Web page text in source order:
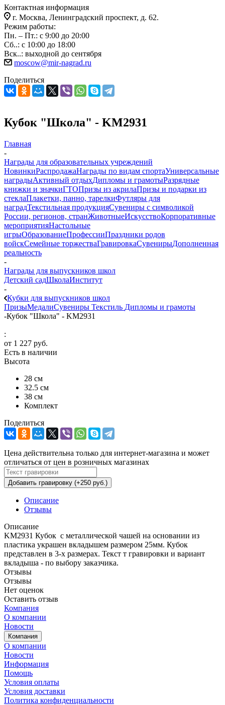
Контактная информация
г. Москва, Ленинградский проспект, д. 62.
Режим работы:
Пн. – Пт.: с 9:00 до 20:00
Сб..: с 10:00 до 18:00
Вск..: выходной до сентября
moscow@mir-nagrad.ru
Поделиться
Кубок "Школа" - KM2931
Главная
-
Награды для образовательных учреждений
НовинкиРаспродажаНаграды по видам спортаУниверсальные
наградыАктивный отдыхДипломы и грамотыРазрядные
книжки и значкиГТОПризы из акрилаПризы и подарки из
стеклаПлакетки, панно, тарелкиФутляры для
наградТекстильная продукцияСувениры с символикой
России, регионов, странЖивотныеИскусствоКорпоративные
мероприятияНастольные
игрыОбразованиеПрофессииПраздники родов
войскСемейные торжестваГравировкаСувенирыДополненная
реальность
-
Награды для выпускников школ
Детский садШколаИнститут
-
Кубки для выпускников школ
ПризыМедалиСувениры Текстиль Дипломы и грамоты
-Кубок "Школа" - KM2931
:
от 1 227 руб.
Есть в наличии
Высота
28 см
32.5 см
38 см
Комплект
Поделиться
Цена действительна только для интернет-магазина и может
отличаться от цен в розничных магазинах
Добавить гравировку (+250 руб.)
Описание
Отзывы
Описание
KM2931 Кубок с металлической чашей на основании из
пластика украшен вкладышем размером 25мм. Кубок
представлен в 3-х размерах. Текст т гравировки и вариант
вкладыша - по выбору заказчика.
Отзывы
Отзывы
Нет оценок
Оставить отзыв
Компания
О компании
Новости
Компания
О компании
Новости
Информация
Помощь
Условия оплаты
Условия доставки
Политика конфиденциальности